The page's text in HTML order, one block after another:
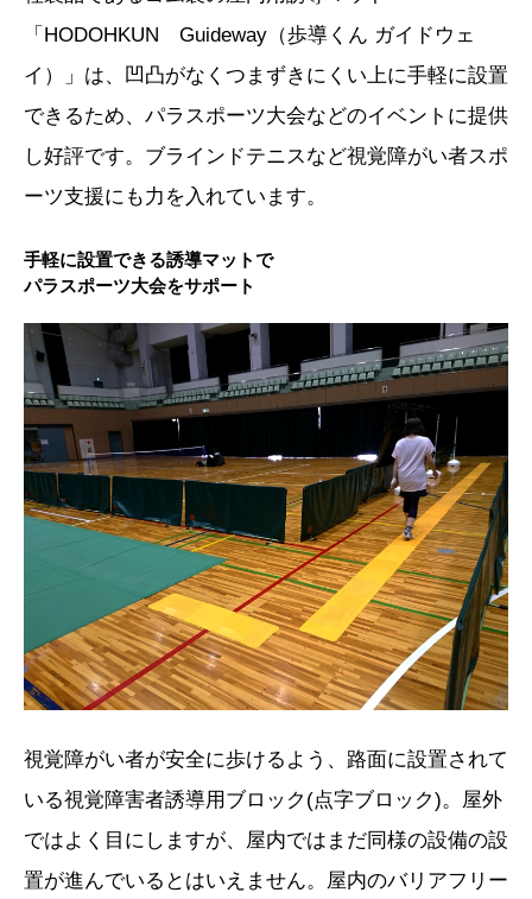
「HODOHKUN Guideway（歩導くん ガイドウェ
イ）」は、凹凸がなくつまずきにくい上に手軽に設置
できるため、パラスポーツ大会などのイベントに提供
し好評です。ブラインドテニスなど視覚障がい者スポ
ーツ支援にも力を入れています。
手軽に設置できる誘導マットで
パラスポーツ大会をサポート
視覚障がい者が安全に歩けるよう、路面に設置されて
いる視覚障害者誘導用ブロック(点字ブロック)。屋外
ではよく目にしますが、屋内ではまだ同様の設備の設
置が進んでいるとはいえません。屋内のバリアフリー